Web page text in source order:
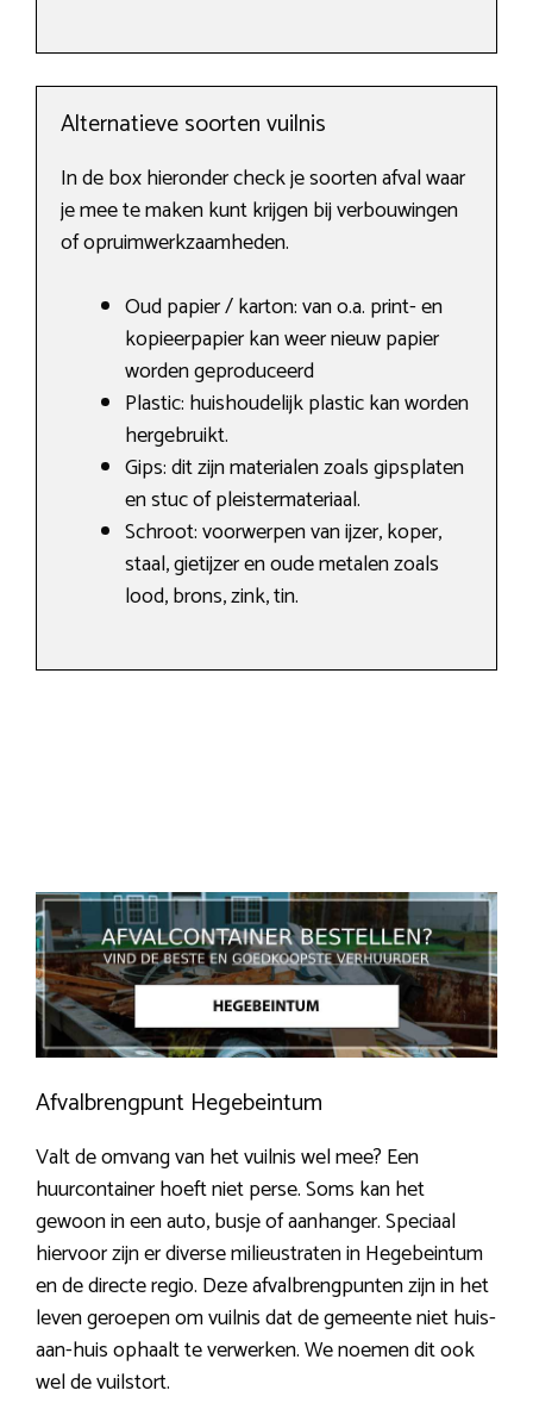
Alternatieve soorten vuilnis
In de box hieronder check je soorten afval waar
je mee te maken kunt krijgen bij verbouwingen
of opruimwerkzaamheden.
Oud papier / karton: van o.a. print- en
kopieerpapier kan weer nieuw papier
worden geproduceerd
Plastic: huishoudelijk plastic kan worden
hergebruikt.
Gips: dit zijn materialen zoals gipsplaten
en stuc of pleistermateriaal.
Schroot: voorwerpen van ijzer, koper,
staal, gietijzer en oude metalen zoals
lood, brons, zink, tin.
Afvalbrengpunt Hegebeintum
Valt de omvang van het vuilnis wel mee? Een
huurcontainer hoeft niet perse. Soms kan het
gewoon in een auto, busje of aanhanger. Speciaal
hiervoor zijn er diverse milieustraten in Hegebeintum
en de directe regio. Deze afvalbrengpunten zijn in het
leven geroepen om vuilnis dat de gemeente niet huis-
aan-huis ophaalt te verwerken. We noemen dit ook
wel de vuilstort.